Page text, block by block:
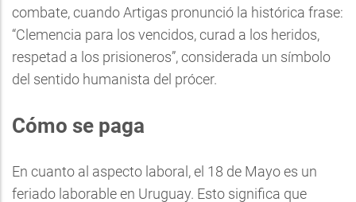
combate, cuando Artigas pronunció la histórica frase:
“Clemencia para los vencidos, curad a los heridos,
respetad a los prisioneros”, considerada un símbolo
del sentido humanista del prócer.
Cómo se paga
En cuanto al aspecto laboral, el 18 de Mayo es un
feriado laborable en Uruguay. Esto significa que